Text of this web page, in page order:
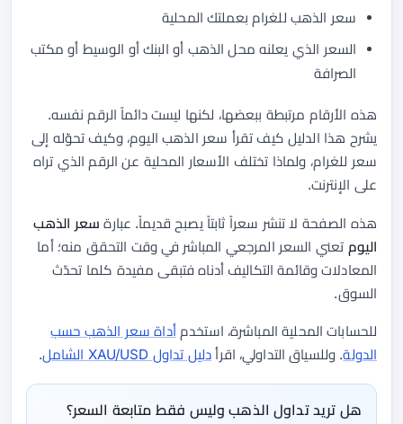
سعر الذهب للغرام بعملتك المحلية
السعر الذي يعلنه محل الذهب أو البنك أو الوسيط أو مكتب
الصرافة
هذه الأرقام مرتبطة ببعضها، لكنها ليست دائماً الرقم نفسه.
يشرح هذا الدليل كيف تقرأ سعر الذهب اليوم، وكيف تحوّله إلى
سعر للغرام، ولماذا تختلف الأسعار المحلية عن الرقم الذي تراه
على الإنترنت.
هذه الصفحة لا تنشر سعراً ثابتاً يصبح قديماً. عبارة سعر الذهب
اليوم تعني السعر المرجعي المباشر في وقت التحقق منه؛ أما
المعادلات وقائمة التكاليف أدناه فتبقى مفيدة كلما تحدّث
السوق.
للحسابات المحلية المباشرة، استخدمأداة سعر الذهب حسب
الدولة. وللسياق التداولي، اقرأ دليل تداول XAU/USD الشامل .
هل تريد تداول الذهب وليس فقط متابعة السعر؟